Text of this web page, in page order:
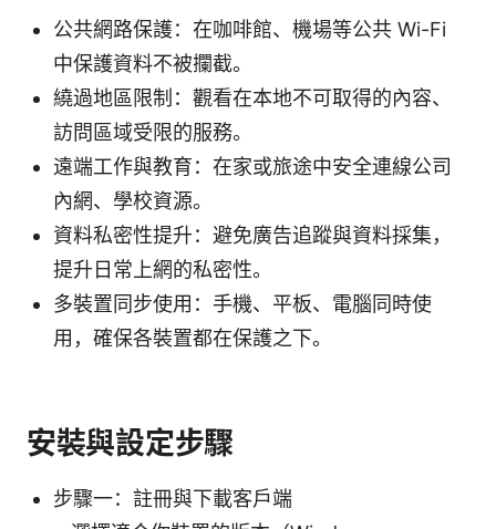
公共網路保護：在咖啡館、機場等公共 Wi-Fi
中保護資料不被攔截。
繞過地區限制：觀看在本地不可取得的內容、
訪問區域受限的服務。
遠端工作與教育：在家或旅途中安全連線公司
內網、學校資源。
資料私密性提升：避免廣告追蹤與資料採集，
提升日常上網的私密性。
多裝置同步使用：手機、平板、電腦同時使
用，確保各裝置都在保護之下。
安裝與設定步驟
步驟一：註冊與下載客戶端